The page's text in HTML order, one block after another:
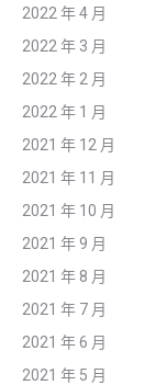
2022 年 4 月
2022 年 3 月
2022 年 2 月
2022 年 1 月
2021 年 12 月
2021 年 11 月
2021 年 10 月
2021 年 9 月
2021 年 8 月
2021 年 7 月
2021 年 6 月
2021 年 5 月